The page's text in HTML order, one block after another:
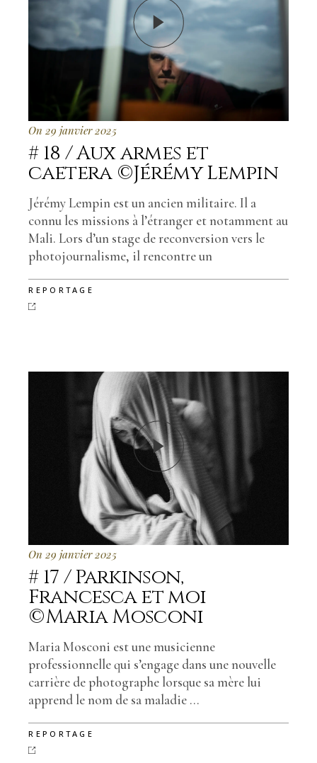
On 29 janvier 2025
# 18 / Aux armes et
caetera ©Jérémy Lempin
Jérémy Lempin est un ancien militaire. Il a
connu les missions à l’étranger et notamment au
Mali. Lors d’un stage de reconversion vers le
photojournalisme, il rencontre un
REPORTAGE
On 29 janvier 2025
# 17 / Parkinson,
Francesca et moi
©Maria Mosconi
Maria Mosconi est une musicienne
professionnelle qui s’engage dans une nouvelle
carrière de photographe lorsque sa mère lui
apprend le nom de sa maladie ...
REPORTAGE